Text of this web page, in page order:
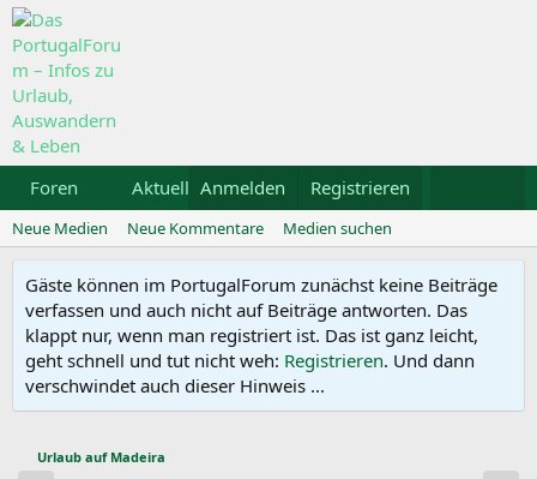
Foren Aktuelles Galerie Kalender
Anmelden Registrieren
Neue Medien Neue Kommentare Medien suchen
Gäste können im PortugalForum zunächst keine Beiträge
verfassen und auch nicht auf Beiträge antworten. Das
klappt nur, wenn man registriert ist. Das ist ganz leicht,
geht schnell und tut nicht weh: Registrieren. Und dann
verschwindet auch dieser Hinweis ...
Urlaub auf Madeira